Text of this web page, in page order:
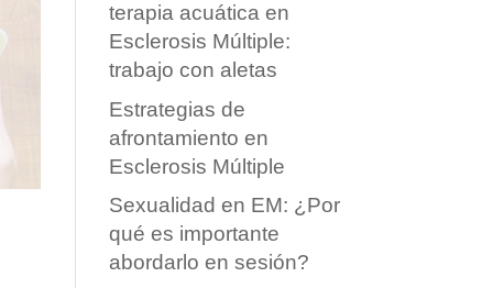
terapia acuática en
Esclerosis Múltiple:
trabajo con aletas
Estrategias de
afrontamiento en
Esclerosis Múltiple
Sexualidad en EM: ¿Por
qué es importante
abordarlo en sesión?